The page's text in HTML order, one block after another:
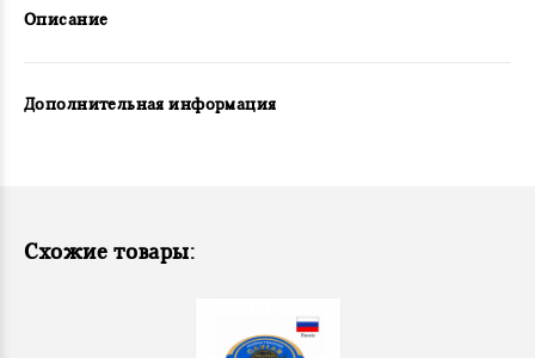
Описание
Дополнительная информация
Схожие товары: